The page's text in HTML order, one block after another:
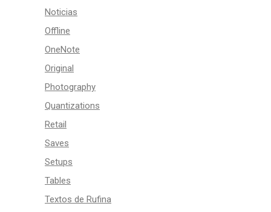
Noticias
Offline
OneNote
Original
Photography
Quantizations
Retail
Saves
Setups
Tables
Textos de Rufina